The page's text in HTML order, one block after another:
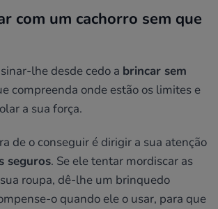
com um cachorro sem que
lhe desde cedo a brincar sem
compreenda onde estão os limites e
a sua força.
de o conseguir é dirigir a sua atenção
seguros. Se ele tentar mordiscar as
roupa, dê-lhe um brinquedo
o quando ele o usar, para que